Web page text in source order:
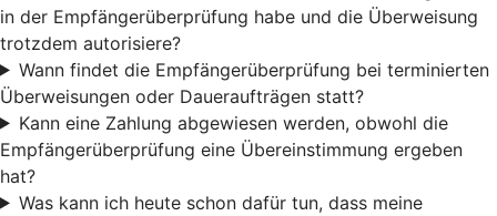
in der Empfängerüberprüfung habe und die Überweisung
trotzdem autorisiere?
Wann findet die Empfängerüberprüfung bei terminierten
Überweisungen oder Daueraufträgen statt?
Kann eine Zahlung abgewiesen werden, obwohl die
Empfängerüberprüfung eine Übereinstimmung ergeben
hat?
Was kann ich heute schon dafür tun, dass meine